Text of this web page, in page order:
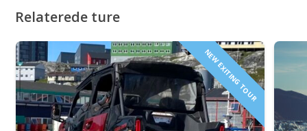
Relaterede ture
NEW EXITING TOUR